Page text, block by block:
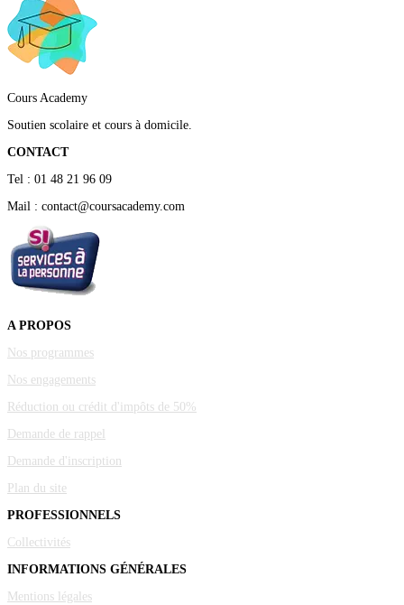
Cours Academy
Soutien scolaire et cours à domicile.
CONTACT
Tel : 01 48 21 96 09
Mail : contact@coursacademy.com
A PROPOS
Nos programmes
Nos engagements
Réduction ou crédit d'impôts de 50%
Demande de rappel
Demande d'inscription
Plan du site
PROFESSIONNELS
Collectivités
INFORMATIONS GÉNÉRALES
Mentions légales